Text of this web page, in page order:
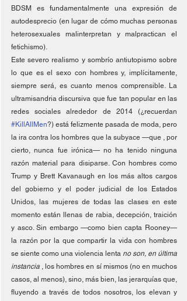
BDSM es fundamentalmente una expresión de
autodesprecio (en lugar de cómo muchas personas
heterosexuales malinterpretan y malpractican el
fetichismo).
Este severo realismo y sombrío antiutopismo sobre
lo que es el sexo con hombres y, implícitamente,
siempre será, es cuanto menos comprensible. La
ultramisandria discursiva que fue tan popular en las
#KillAllMen?) está felizmente pasada de moda, pero
la ira contra los hombres que la subyace —que , por
cierto, nunca fue irónica— no ha tenido ninguna
razón material para disiparse. Con hombres como
Trump y Brett Kavanaugh en los más altos cargos
del gobierno y el poder judicial de los Estados
Unidos, las mujeres de todas las clases en este
momento están llenas de rabia, decepción, traición
y asco. Sin embargo —como bien capta Rooney—
la razón por la que compartir la vida con hombres
se siente como una violencia lenta no son, en última
instancia , los hombres en sí mismos (no en muchos
casos, al menos), sino, más bien, las jerarquías que,
fluyendo a través de todos nosotros, los elevan y